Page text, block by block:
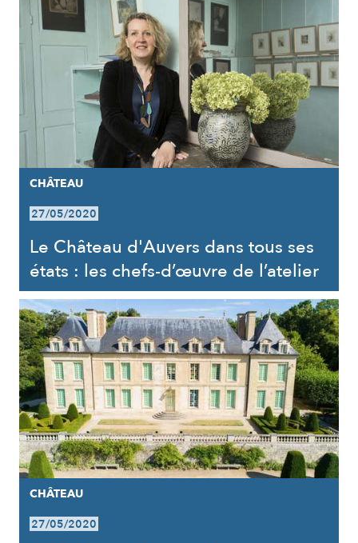
CHÂTEAU
27/05/2020
Le Château d'Auvers dans tous ses
états : les chefs-d’œuvre de l’atelier
CHÂTEAU
27/05/2020